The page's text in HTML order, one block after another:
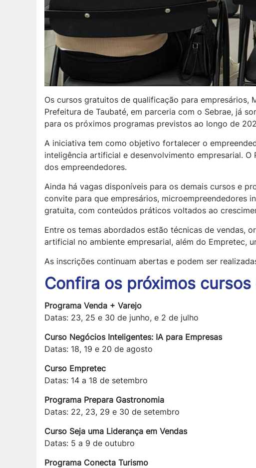
Os cursos gratuitos de qualificação para empresários,
Prefeitura de Taubaté, em parceria com o Sebrae, já
para os próximos programas previstos ao longo de
A iniciativa tem como objetivo fortalecer o
inteligência artificial e desenvolvimento empresarial.
dos empreendedores.
Ainda há vagas disponíveis para os demais cursos e
convite para que empresários, microempreendedores
gratuita, com conteúdos práticos voltados ao
Entre os temas abordados estão técnicas de vendas,
artificial no ambiente empresarial, além do Empretec,
As inscrições continuam abertas e podem ser
Confira os próximos
Programa Venda + Varejo
Datas: 23, 25 e 30 de junho, e 2 de julho
Curso Negócios Inteligentes: IA para Empresas
Datas: 18, 19 e 20 de agosto
Curso Empretec
Datas: 14 a 18 de setembro
Programa Prepara Gastronomia
Datas: 22, 23, 29 e 30 de setembro
Curso Seja uma Liderança em Vendas
Datas: 5 a 9 de outubro
Programa Conecta Turismo